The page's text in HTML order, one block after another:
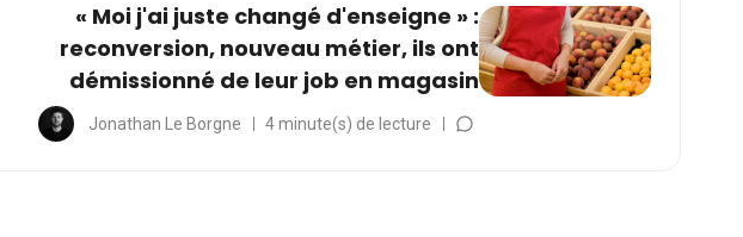
« Moi j'ai juste changé d'enseigne » :
reconversion, nouveau métier, ils ont
démissionné de leur job en magasin
Jonathan Le Borgne 4 minute(s) de lecture